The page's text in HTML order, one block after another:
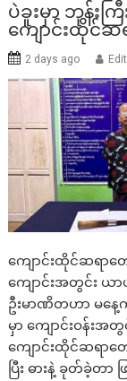
ပဲခူးမှာ ဘုန်းက
ကျောင်းထိုင်ဆ
2 days ago
ကျောင်းထိုင်ဆရာ
ကျောင်းအတွင်း
ဦးမာဏိတဟာ မနေ့
မှာ ကျောင်းဝန်းအ
ကျောင်းထိုင်ဆရာတေ
ပြီး ဓားနဲ့ ခုတ်ခဲ့တာ